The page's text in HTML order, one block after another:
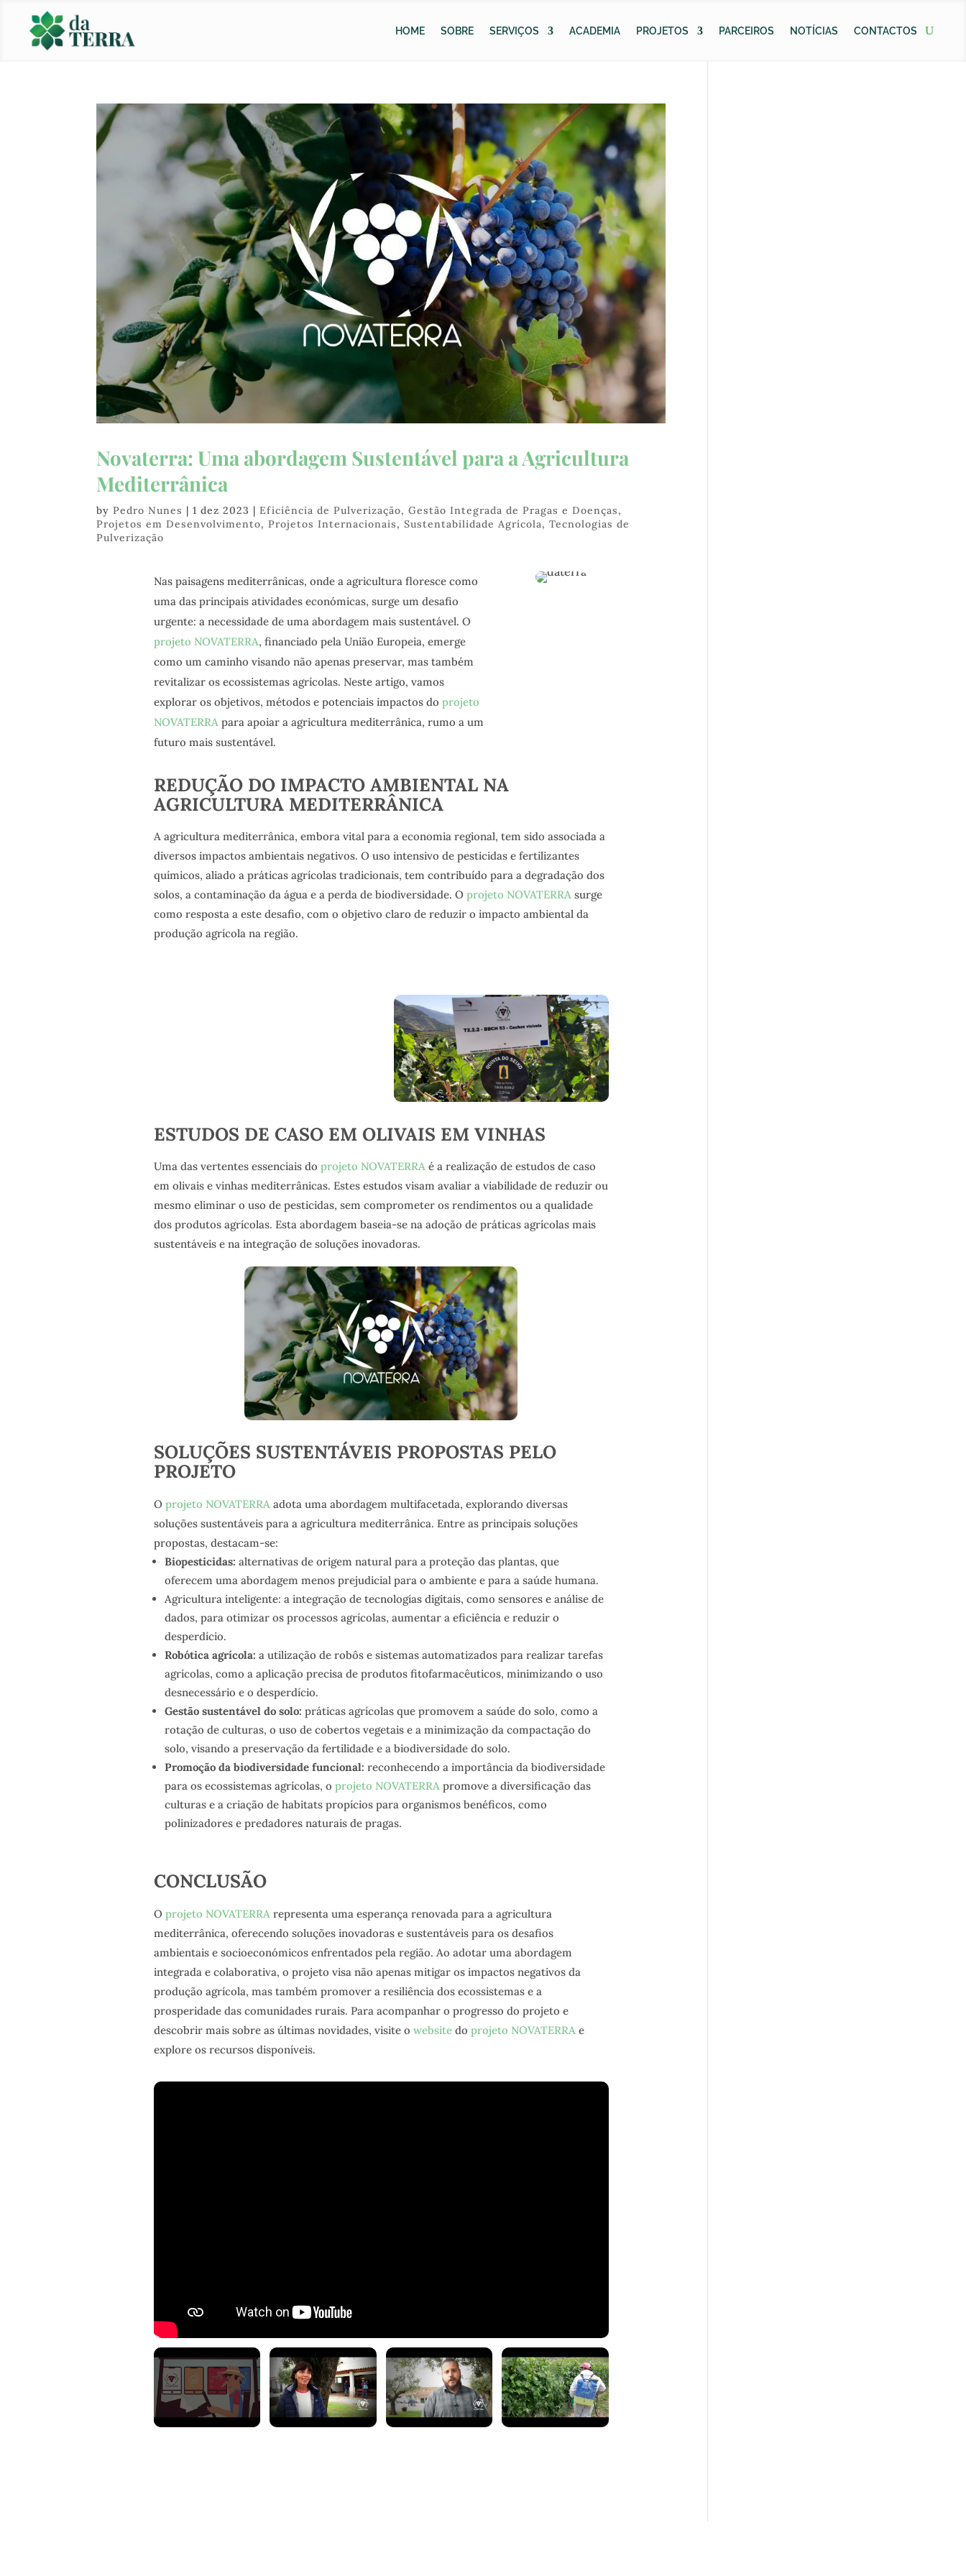
HOME SOBRE SERVIÇOS ACADEMIA PROJETOS PARCEIROS NOTÍCIAS CONTACTOS
Novaterra: Uma abordagem Sustentável para a Agricultura
Mediterrânica
byPedro Nunes |1 dez 2023 |Eficiência de Pulverização,Gestão Integrada de Pragas e Doenças,
Projetos em Desenvolvimento,Projetos Internacionais,Sustentabilidade Agrícola,Tecnologias de
Pulverização
Nas paisagens mediterrânicas, onde a agricultura floresce como
uma das principais atividades económicas, surge um desafio
urgente: a necessidade de uma abordagem mais sustentável. O
projeto NOVATERRA, financiado pela União Europeia, emerge
como um caminho visando não apenas preservar, mas também
revitalizar os ecossistemas agrícolas. Neste artigo, vamos
explorar os objetivos, métodos e potenciais impactos do projeto
NOVATERRApara apoiar a agricultura mediterrânica, rumo a um
futuro mais sustentável.
REDUÇÃO DO IMPACTO AMBIENTAL NA
AGRICULTURA MEDITERRÂNICA
A agricultura mediterrânica, embora vital para a economia regional, tem sido associada a
diversos impactos ambientais negativos. O uso intensivo de pesticidas e fertilizantes
químicos, aliado a práticas agrícolas tradicionais, tem contribuído para a degradação dos
solos, a contaminação da água e a perda de biodiversidade. O projeto NOVATERRAsurge
como resposta a este desafio, com o objetivo claro de reduzir o impacto ambiental da
produção agrícola na região.
ESTUDOS DE CASO EM OLIVAIS EM VINHAS
Uma das vertentes essenciais do projeto NOVATERRAé a realização de estudos de caso
em olivais e vinhas mediterrânicas. Estes estudos visam avaliar a viabilidade de reduzir ou
mesmo eliminar o uso de pesticidas, sem comprometer os rendimentos ou a qualidade
dos produtos agrícolas. Esta abordagem baseia-se na adoção de práticas agrícolas mais
sustentáveis e na integração de soluções inovadoras.
SOLUÇÕES SUSTENTÁVEIS PROPOSTAS PELO
PROJETO
O projeto NOVATERRA adota uma abordagem multifacetada, explorando diversas
soluções sustentáveis para a agricultura mediterrânica. Entre as principais soluções
propostas, destacam-se:
Biopesticidas: alternativas de origem natural para a proteção das plantas, que
oferecem uma abordagem menos prejudicial para o ambiente e para a saúde humana.
Agricultura inteligente: a integração de tecnologias digitais, como sensores e análise de
dados, para otimizar os processos agrícolas, aumentar a eficiência e reduzir o
desperdício.
Robótica agrícola: a utilização de robôs e sistemas automatizados para realizar tarefas
agrícolas, como a aplicação precisa de produtos fitofarmacêuticos, minimizando o uso
desnecessário e o desperdício.
Gestão sustentável do solo: práticas agrícolas que promovem a saúde do solo, como a
rotação de culturas, o uso de cobertos vegetais e a minimização da compactação do
solo, visando a preservação da fertilidade e a biodiversidade do solo.
Promoção da biodiversidade funcional: reconhecendo a importância da biodiversidade
para os ecossistemas agrícolas, o projeto NOVATERRA promove a diversificação das
culturas e a criação de habitats propícios para organismos benéficos, como
polinizadores e predadores naturais de pragas.
CONCLUSÃO
O projeto NOVATERRA representa uma esperança renovada para a agricultura
mediterrânica, oferecendo soluções inovadoras e sustentáveis para os desafios
ambientais e socioeconómicos enfrentados pela região. Ao adotar uma abordagem
integrada e colaborativa, o projeto visa não apenas mitigar os impactos negativos da
produção agrícola, mas também promover a resiliência dos ecossistemas e a
prosperidade das comunidades rurais. Para acompanhar o progresso do projeto e
descobrir mais sobre as últimas novidades, visite o websitedo projeto NOVATERRA e
explore os recursos disponíveis.